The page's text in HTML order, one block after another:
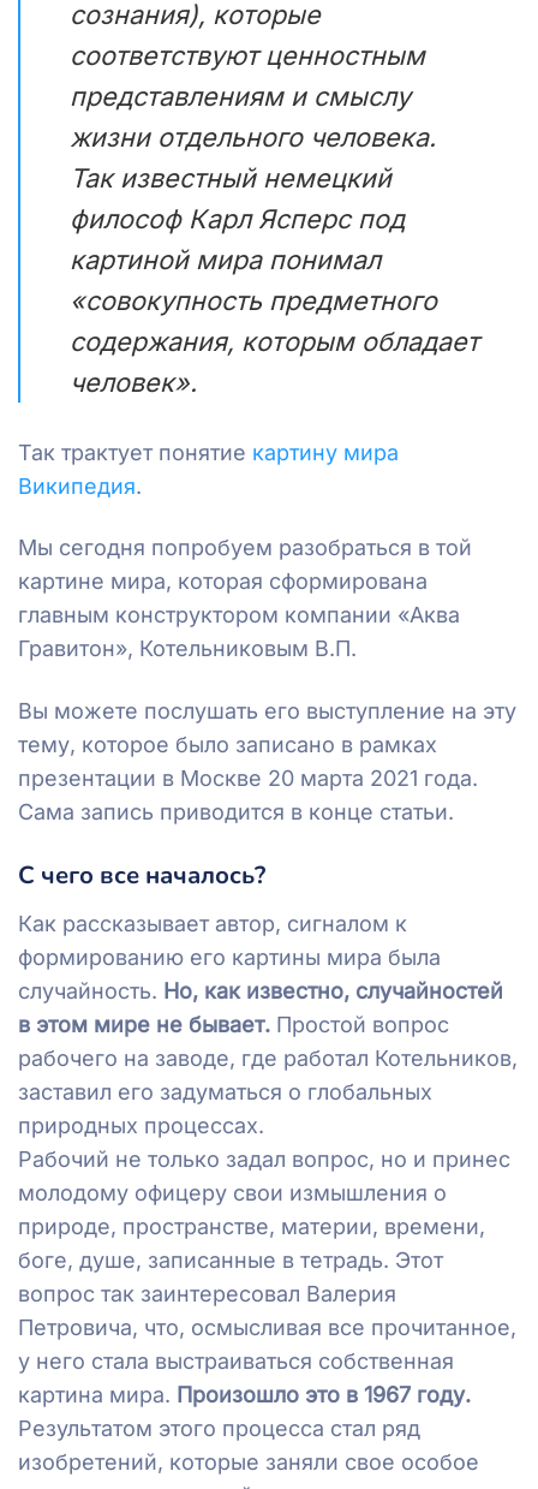
сознания), которые
соответствуют ценностным
представлениям и смыслу
жизни отдельного человека.
Так известный немецкий
философ Карл Ясперс под
картиной мира понимал
«совокупность предметного
содержания, которым обладает
человек».
Так трактует понятие картину мира
Википедия.
Мы сегодня попробуем разобраться в той
картине мира, которая сформирована
главным конструктором компании «Аква
Гравитон», Котельниковым В.П.
Вы можете послушать его выступление на эту
тему, которое было записано в рамках
презентации в Москве 20 марта 2021 года.
Сама запись приводится в конце статьи.
С чего все началось?
Как рассказывает автор, сигналом к
формированию его картины мира была
случайность. Но, как известно, случайностей
в этом мире не бывает. Простой вопрос
рабочего на заводе, где работал Котельников,
заставил его задуматься о глобальных
природных процессах.
Рабочий не только задал вопрос, но и принес
молодому офицеру свои измышления о
природе, пространстве, материи, времени,
боге, душе, записанные в тетрадь. Этот
вопрос так заинтересовал Валерия
Петровича, что, осмысливая все прочитанное,
у него стала выстраиваться собственная
картина мира. Произошло это в 1967 году.
Результатом этого процесса стал ряд
изобретений, которые заняли свое особое